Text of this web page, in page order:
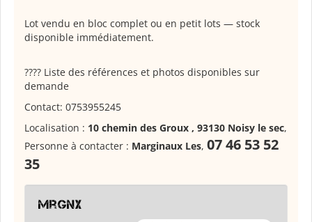
Lot vendu en bloc complet ou en petit lots — stock
disponible immédiatement.
???? Liste des références et photos disponibles sur
demande
Contact: 0753955245
Localisation : 10 chemin des Groux , 93130 Noisy le sec,
Personne à contacter : Marginaux Les, 07 46 53 52
35
Mrgnx